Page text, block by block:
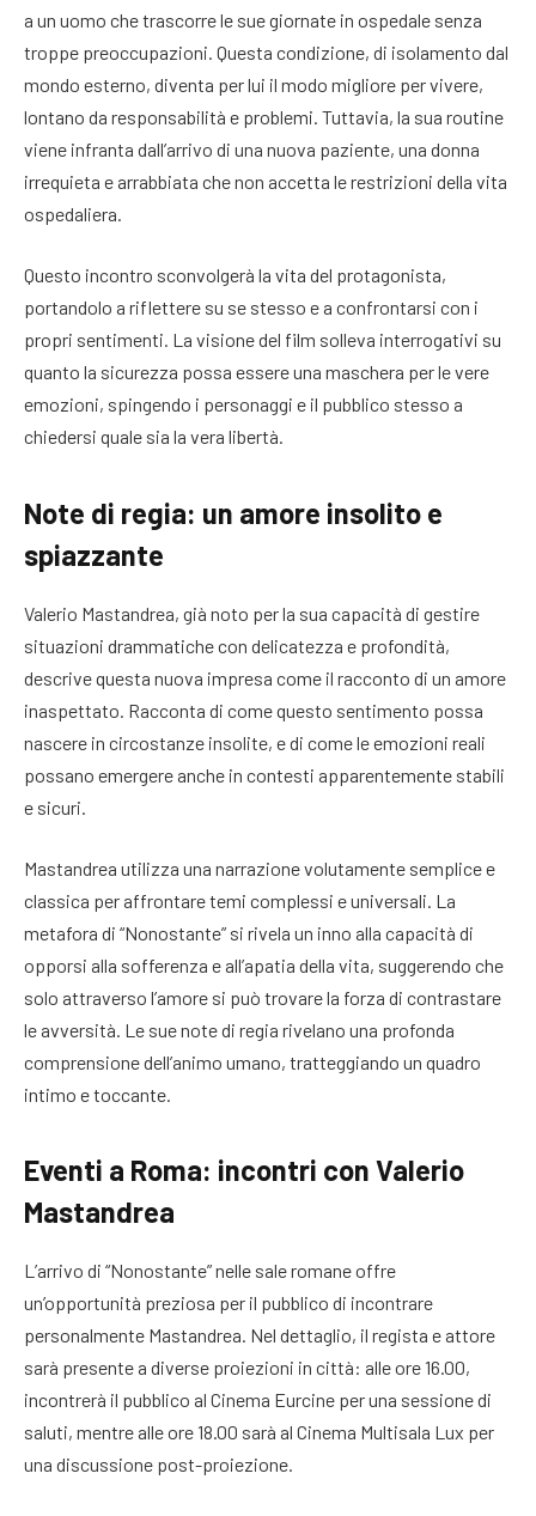
a un uomo che trascorre le sue giornate in ospedale senza
troppe preoccupazioni. Questa condizione, di isolamento dal
mondo esterno, diventa per lui il modo migliore per vivere,
lontano da responsabilità e problemi. Tuttavia, la sua routine
viene infranta dall’arrivo di una nuova paziente, una donna
irrequieta e arrabbiata che non accetta le restrizioni della vita
ospedaliera.
Questo incontro sconvolgerà la vita del protagonista,
portandolo a riflettere su se stesso e a confrontarsi con i
propri sentimenti. La visione del film solleva interrogativi su
quanto la sicurezza possa essere una maschera per le vere
emozioni, spingendo i personaggi e il pubblico stesso a
chiedersi quale sia la vera libertà.
Note di regia: un amore insolito e
spiazzante
Valerio Mastandrea, già noto per la sua capacità di gestire
situazioni drammatiche con delicatezza e profondità,
descrive questa nuova impresa come il racconto di un amore
inaspettato. Racconta di come questo sentimento possa
nascere in circostanze insolite, e di come le emozioni reali
possano emergere anche in contesti apparentemente stabili
e sicuri.
Mastandrea utilizza una narrazione volutamente semplice e
classica per affrontare temi complessi e universali. La
metafora di “Nonostante” si rivela un inno alla capacità di
opporsi alla sofferenza e all’apatia della vita, suggerendo che
solo attraverso l’amore si può trovare la forza di contrastare
le avversità. Le sue note di regia rivelano una profonda
comprensione dell’animo umano, tratteggiando un quadro
intimo e toccante.
Eventi a Roma: incontri con Valerio
Mastandrea
L’arrivo di “Nonostante” nelle sale romane offre
un’opportunità preziosa per il pubblico di incontrare
personalmente Mastandrea. Nel dettaglio, il regista e attore
sarà presente a diverse proiezioni in città: alle ore 16.00,
incontrerà il pubblico al Cinema Eurcine per una sessione di
saluti, mentre alle ore 18.00 sarà al Cinema Multisala Lux per
una discussione post-proiezione.